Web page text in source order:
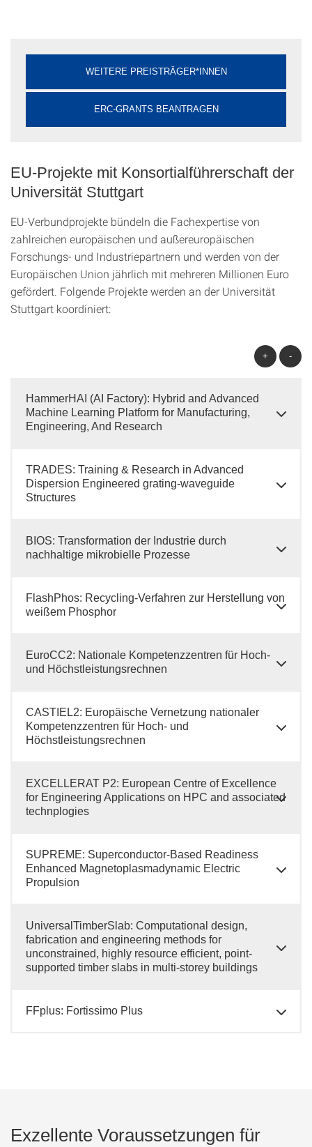
WEITERE PREISTRÄGER*INNEN
ERC-GRANTS BEANTRAGEN
EU-Projekte mit Konsortialführerschaft der
Universität Stuttgart
EU-Verbundprojekte bündeln die Fachexpertise von
zahlreichen europäischen und außereuropäischen
Forschungs- und Industriepartnern und werden von der
Europäischen Union jährlich mit mehreren Millionen Euro
gefördert. Folgende Projekte werden an der Universität
Stuttgart koordiniert:
+ -
HammerHAI (AI Factory): Hybrid and Advanced
Machine Learning Platform for Manufacturing,
Engineering, And Research
TRADES: Training & Research in Advanced
Dispersion Engineered grating-waveguide
Structures
BIOS: Transformation der Industrie durch
nachhaltige mikrobielle Prozesse
FlashPhos: Recycling-Verfahren zur Herstellung von
weißem Phosphor
EuroCC2: Nationale Kompetenzzentren für Hoch-
und Höchstleistungsrechnen
CASTIEL2: Europäische Vernetzung nationaler
Kompetenzzentren für Hoch- und
Höchstleistungsrechnen
EXCELLERAT P2: European Centre of Excellence
for Engineering Applications on HPC and associated
technplogies
SUPREME: Superconductor-Based Readiness
Enhanced Magnetoplasmadynamic Electric
Propulsion
UniversalTimberSlab: Computational design,
fabrication and engineering methods for
unconstrained, highly resource efficient, point-
supported timber slabs in multi-storey buildings
FFplus: Fortissimo Plus
Exzellente Voraussetzungen für